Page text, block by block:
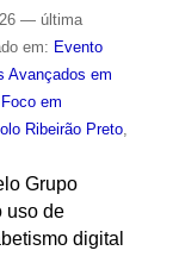
— última
em: Evento
Avançados em
em
Ribeirão Preto,
Grupo
uso de
digital